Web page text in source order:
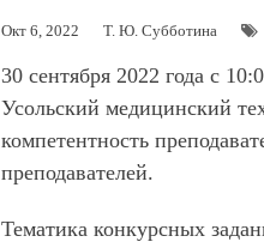
Окт 6, 2022 Т. Ю. Субботина
30 сентября 2022 года с
Усольский медицинский
компетентность
преподавателей.
Тематика конкурсных